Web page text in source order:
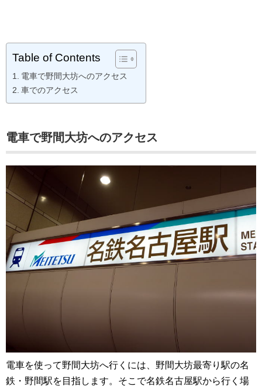
Table of Contents
電車で野間大坊へのアクセス
車でのアクセス
電車で野間大坊へのアクセス
電車を使って野間大坊へ行くには、野間大坊最寄り駅の名
鉄・野間駅を目指します。そこで名鉄名古屋駅から行く場